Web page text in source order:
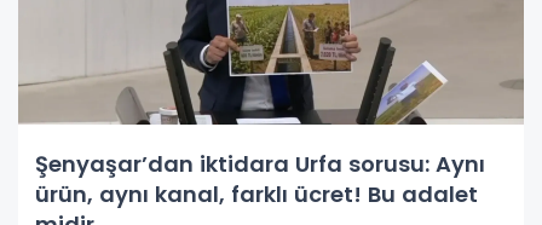
Şenyaşar’dan iktidara Urfa sorusu: Aynı
ürün, aynı kanal, farklı ücret! Bu adalet